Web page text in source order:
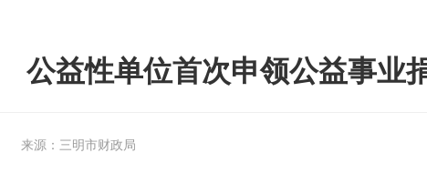
公益性单位首次申领公益事业
来源：三明市财政局